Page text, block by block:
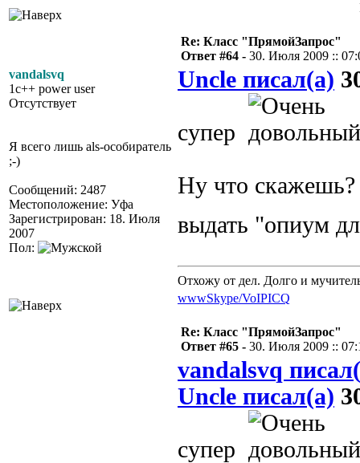
vandalsvq
1c++ power user
Отсутствует
Я всего лишь als-особиратель
;-)
Сообщений: 2487
Местоположение: Уфа
Зарегистрирован: 18. Июля
2007
Пол:
Re: Класс "ПрямойЗапрос"
Ответ #64 - 30. Июля 2009 ::
Uncle писал(а)
супер
Ну что скажешь?
выдать "опиум
Отхожу от дел. Долго и
wwwSkype/VoIPICQ
Re: Класс "ПрямойЗапрос"
Ответ #65 - 30. Июля 2009 ::
vandalsvq
Uncle писал(а)
супер